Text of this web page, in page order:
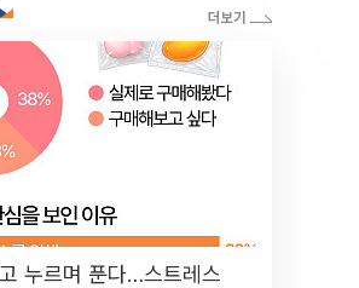
누르며 푼다…스트레스